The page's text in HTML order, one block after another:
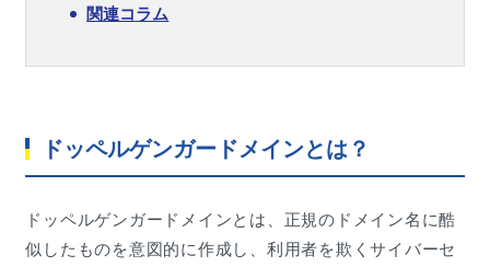
関連コラム
ドッペルゲンガードメインとは？
ドッペルゲンガードメインとは、正規のドメイン名に酷
似したものを意図的に作成し、利用者を欺くサイバーセ